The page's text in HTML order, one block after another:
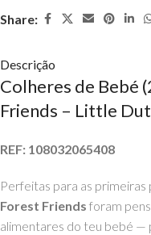
Share:
Descrição
Colheres de Bebé
Friends – Little
REF: 108032065408
Perfeitas para as
Forest Friends foram
alimentares do teu bebé —